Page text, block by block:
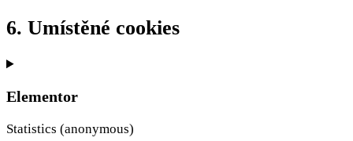
6. Umístěné cookies
Elementor
Statistics (anonymous)